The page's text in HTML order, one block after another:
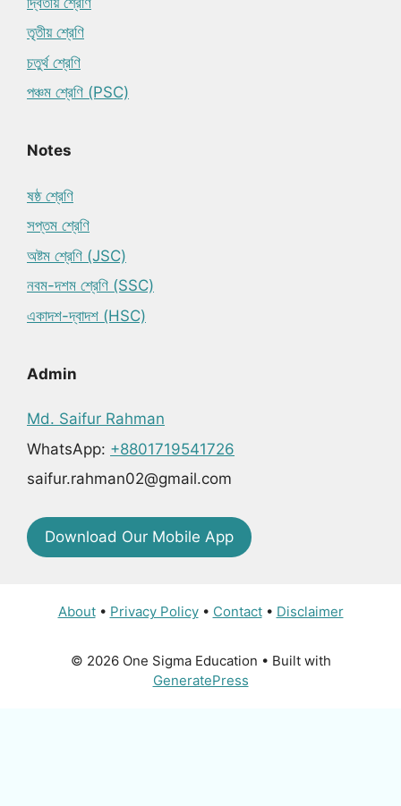
তৃতীয় শ্রেণি
চতুর্থ শ্রেণি
পঞ্চম শ্রেণি (PSC)
Notes
ষষ্ঠ শ্রেণি
সপ্তম শ্রেণি
অষ্টম শ্রেণি (JSC)
নবম-দশম শ্রেণি (SSC)
একাদশ-দ্বাদশ (HSC)
Admin
Md. Saifur Rahman
WhatsApp: +8801719541726
saifur.rahman02@gmail.com
Download Our Mobile App
About• Privacy Policy• Contact• Disclaimer
© 2026 One Sigma Education • Built with
GeneratePress